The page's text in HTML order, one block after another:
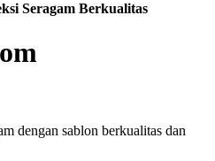
Seragam Berkualitas
dengan sablon berkualitas dan